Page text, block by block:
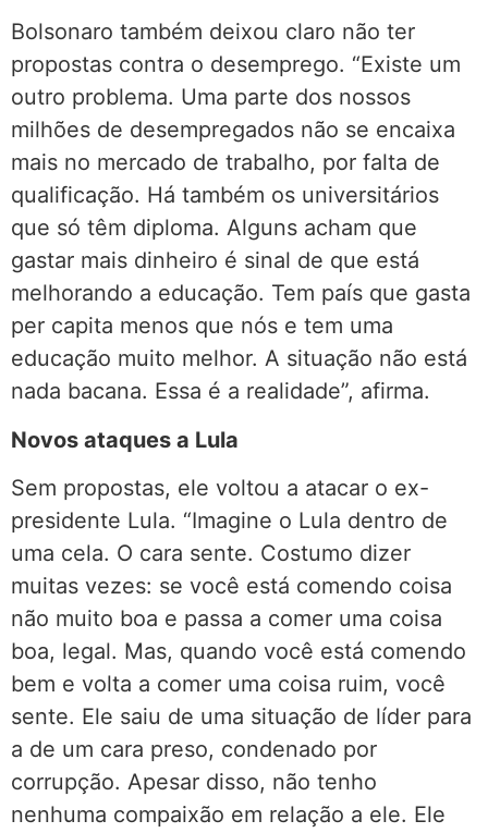
Bolsonaro também deixou claro não ter
propostas contra o desemprego. “Existe um
outro problema. Uma parte dos nossos
milhões de desempregados não se encaixa
mais no mercado de trabalho, por falta de
qualificação. Há também os universitários
que só têm diploma. Alguns acham que
gastar mais dinheiro é sinal de que está
melhorando a educação. Tem país que gasta
per capita menos que nós e tem uma
educação muito melhor. A situação não está
nada bacana. Essa é a realidade”, afirma.
Novos ataques a Lula
Sem propostas, ele voltou a atacar o ex-
presidente Lula. “Imagine o Lula dentro de
uma cela. O cara sente. Costumo dizer
muitas vezes: se você está comendo coisa
não muito boa e passa a comer uma coisa
boa, legal. Mas, quando você está comendo
bem e volta a comer uma coisa ruim, você
sente. Ele saiu de uma situação de líder para
a de um cara preso, condenado por
corrupção. Apesar disso, não tenho
nenhuma compaixão em relação a ele. Ele